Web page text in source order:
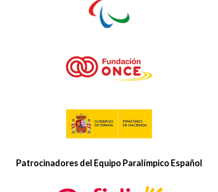
Patrocinadores del Equipo Paralímpico Español